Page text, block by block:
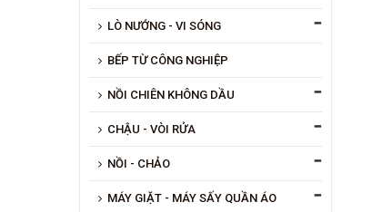
LÒ NƯỚNG - VI SÓNG
BẾP TỪ CÔNG NGHIỆP
NỒI CHIÊN KHÔNG DẦU
CHẬU - VÒI RỬA
NỒI - CHẢO
MÁY GIẶT - MÁY SẤY QUẦN ÁO